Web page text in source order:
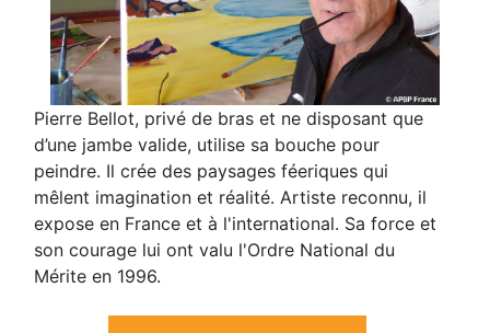
Pierre Bellot, privé de bras et ne disposant que
d’une jambe valide, utilise sa bouche pour
peindre. Il crée des paysages féeriques qui
mêlent imagination et réalité. Artiste reconnu, il
expose en France et à l'international. Sa force et
son courage lui ont valu l'Ordre National du
Mérite en 1996.